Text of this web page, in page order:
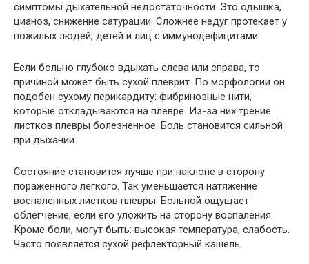
симптомы дыхательной недостаточности. Это одышка,
цианоз, снижение сатурации. Сложнее недуг протекает у
пожилых людей, детей и лиц с иммунодефицитами.
Если больно глубоко вдыхать слева или справа, то
причиной может быть сухой плеврит. По морфологии он
подобен сухому перикардиту: фибринозные нити,
которые откладываются на плевре. Из-за них трение
листков плевры болезненное. Боль становится сильной
при дыхании.
Состояние становится лучше при наклоне в сторону
пораженного легкого. Так уменьшается натяжение
воспаленных листков плевры. Больной ощущает
облегчение, если его уложить на сторону воспаления.
Кроме боли, могут быть: высокая температура, слабость.
Часто появляется сухой рефлекторный кашель.